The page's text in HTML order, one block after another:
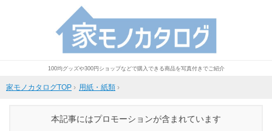
100均グッズや300円ショップなどで購入できる商品を写真付きでご紹介
家モノカタログTOP › 用紙・紙類 ›
本記事にはプロモーションが含まれています